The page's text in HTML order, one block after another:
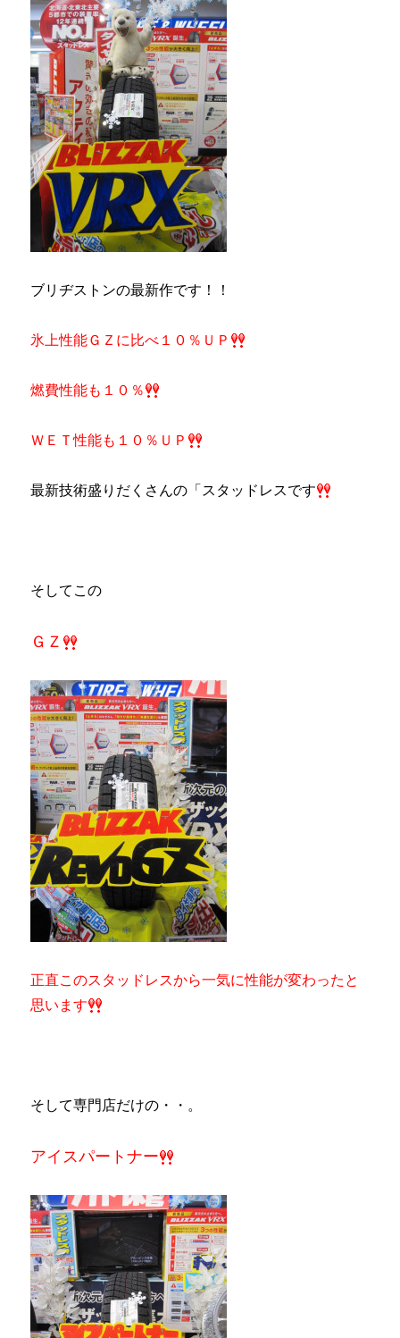
ブリヂストンの最新作です！！
氷上性能ＧＺに比べ１０％ＵＰ
燃費性能も１０％
ＷＥＴ性能も１０％ＵＰ
最新技術盛りだくさんの「スタッドレスです
そしてこの
ＧＺ
正直このスタッドレスから一気に性能が変わったと
思います
そして専門店だけの・・。
アイスパートナー